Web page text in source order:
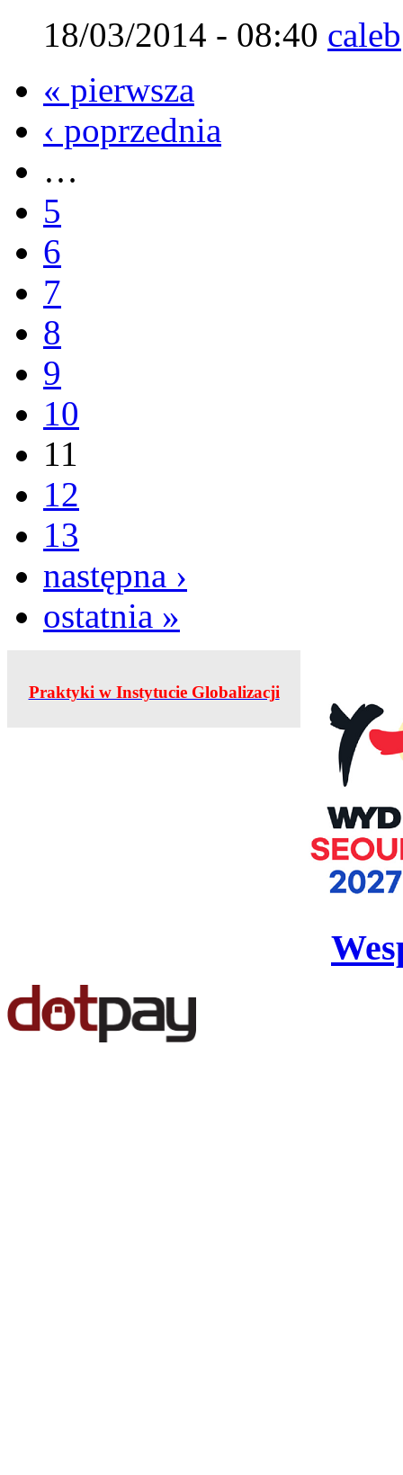
18/03/2014 - 08:40 caleb
« pierwsza
‹ poprzednia
…
5
6
7
8
9
10
11
12
13
następna ›
ostatnia »
Praktyki w Instytucie Globalizacji